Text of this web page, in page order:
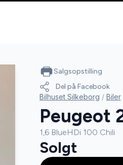
Salgsopstilling
Del på Facebook
Bilhuset Silkeborg / Biler
Peugeot
1,6 BlueHDi 100 Chili
Solgt